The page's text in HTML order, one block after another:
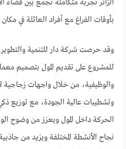
الزائر تجربة متكاملة تجمع بين قضاء
بأوقات الفراغ مع أفراد العائلة في
وقد حرصت شركة دار للتنمية والتطوير
للمشروع على تقديم المول بتصميم
والوظيفية، من خلال واجهات زجاجية
وتشطيبات عالية الجودة، مع توزيع
الحركة داخل المول ويعزز من وضوح
نجاح الأنشطة المختلفة ويزيد من